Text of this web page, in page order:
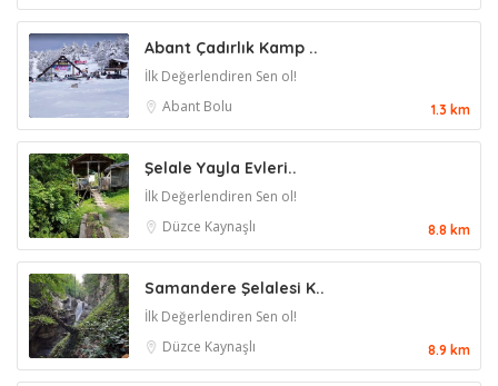
Abant Çadırlık Kamp ..
İlk Değerlendiren Sen ol!
Abant Bolu 1.3 km
Şelale Yayla Evleri..
İlk Değerlendiren Sen ol!
Düzce Kaynaşlı 8.8 km
Samandere Şelalesi K..
İlk Değerlendiren Sen ol!
Düzce Kaynaşlı 8.9 km